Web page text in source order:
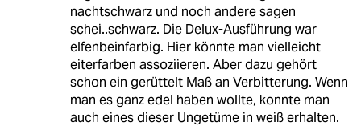
nachtschwarz und noch andere sagen
schei..schwarz. Die Delux-Ausführung war
elfenbeinfarbig. Hier könnte man vielleicht
eiterfarben assoziieren. Aber dazu gehört
schon ein gerüttelt Maß an Verbitterung. Wenn
man es ganz edel haben wollte, konnte man
auch eines dieser Ungetüme in weiß erhalten.